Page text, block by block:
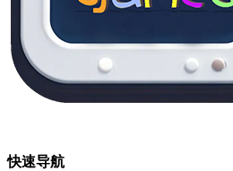
快速导航